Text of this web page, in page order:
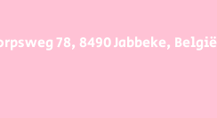
78, 8490 Jabbeke, België